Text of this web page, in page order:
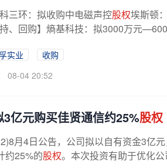
三环：拟收购中电磁声控股权埃斯顿
持、回购】熵基科技：拟3000万元
实业
收购
08-04 20:52
亿元购买佳贤通信约25%股权
月4日公告，公司拟以自有资金3亿
约25%的股权。本次投资有助于优化